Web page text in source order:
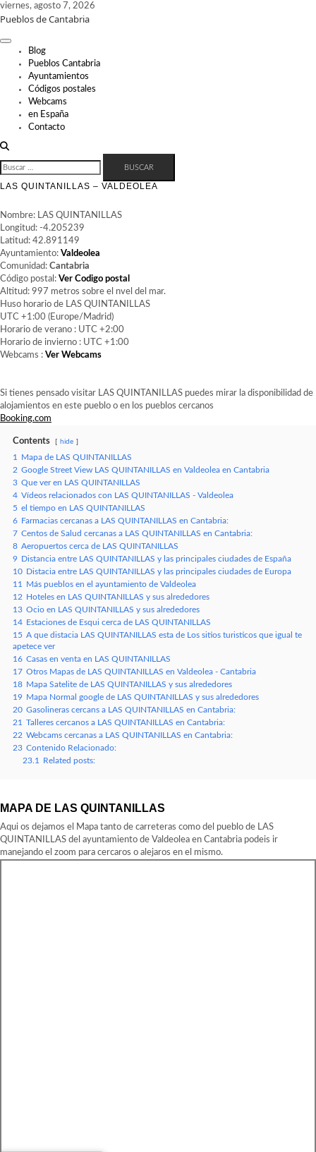
Skip
to
viernes, agosto 7, 2026
Pueblos de Cantabria
Blog
Pueblos Cantabria
Ayuntamientos
Códigos postales
Webcams
en España
Contacto
BUSCAR:
LAS QUINTANILLAS – VALDEOLEA
Nombre: LAS QUINTANILLAS
Longitud: -4.205239
Latitud: 42.891149
Ayuntamiento: Valdeolea
Comunidad: Cantabria
Código postal: Ver Codigo postal
Altitud: 997 metros sobre el nvel del mar.
Huso horario de LAS QUINTANILLAS
UTC +1:00 (Europe/Madrid)
Horario de verano : UTC +2:00
Horario de invierno : UTC +1:00
Webcams : Ver Webcams
Si tienes pensado visitar LAS QUINTANILLAS puedes mirar la disponibilidad de
alojamientos en este pueblo o en los pueblos cercanos
Booking.com
Contents hide
1
Mapa de LAS QUINTANILLAS
2 Google Street View LAS QUINTANILLAS en Valdeolea en Cantabria
3 Que ver en LAS QUINTANILLAS
4 Vídeos relacionados con LAS QUINTANILLAS - Valdeolea
5 el tiempo en LAS QUINTANILLAS
6
Farmacias cercanas a LAS QUINTANILLAS en Cantabria:
7 Centos de Salud cercanas a LAS QUINTANILLAS en Cantabria:
8 Aeropuertos cerca de LAS QUINTANILLAS
9
Distancia entre LAS QUINTANILLAS y las principales ciudades de España
10
Distacia entre LAS QUINTANILLAS y las principales ciudades de Europa
11
Más pueblos en el ayuntamiento de Valdeolea
12
Hoteles en LAS QUINTANILLAS y sus alrededores
13 Ocio en LAS QUINTANILLAS y sus alrededores
14
Estaciones de Esqui cerca de LAS QUINTANILLAS
15 A que distacia LAS QUINTANILLAS esta de Los sitios turisticos que igual te
apetece ver
16 Casas en venta en LAS QUINTANILLAS
17 Otros Mapas de LAS QUINTANILLAS en Valdeolea - Cantabria
18
Mapa Satelite de LAS QUINTANILLAS y sus alrededores
19
Mapa Normal google de LAS QUINTANILLAS y sus alrededores
20 Gasolineras cercans a LAS QUINTANILLAS en Cantabria:
21
Talleres cercanos a LAS QUINTANILLAS en Cantabria:
22 Webcams cercanas a LAS QUINTANILLAS en Cantabria:
23 Contenido Relacionado:
23.1
Related posts:
MAPA DE LAS QUINTANILLAS
Aqui os dejamos el Mapa tanto de carreteras como del pueblo de LAS
QUINTANILLAS del ayuntamiento de Valdeolea en Cantabria podeis ir
manejando el zoom para cercaros o alejaros en el mismo.